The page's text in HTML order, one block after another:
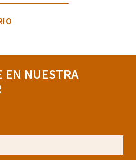
EN NUESTRA